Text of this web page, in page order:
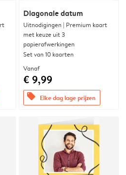
Diagonale datum
Uitnodigingen | Premium kaart
met keuze uit 3
papierafwerkingen
Set van 10 kaarten
Vanaf
€ 9,99
offers Elke dag lage prijzen